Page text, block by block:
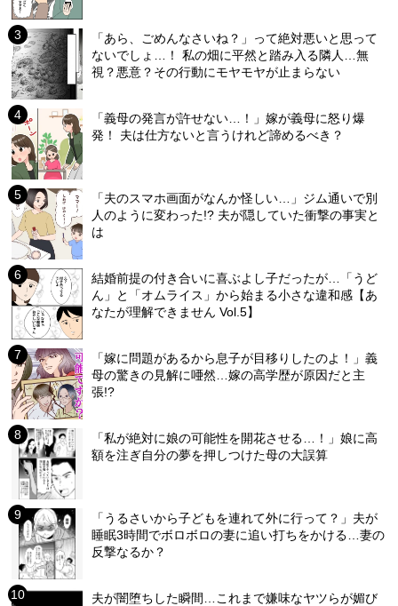
「あら、ごめんなさいね？」って絶対悪いと思って
ないでしょ…！ 私の畑に平然と踏み入る隣人…無
視？悪意？その行動にモヤモヤが止まらない
「義母の発言が許せない…！」嫁が義母に怒り爆
発！ 夫は仕方ないと言うけれど諦めるべき？
「夫のスマホ画面がなんか怪しい…」ジム通いで別
人のように変わった!? 夫が隠していた衝撃の事実と
は
結婚前提の付き合いに喜ぶよし子だったが…「うど
ん」と「オムライス」から始まる小さな違和感【あ
なたが理解できません Vol.5】
「嫁に問題があるから息子が目移りしたのよ！」義
母の驚きの見解に唖然…嫁の高学歴が原因だと主
張!?
「私が絶対に娘の可能性を開花させる…！」娘に高
額を注ぎ自分の夢を押しつけた母の大誤算
「うるさいから子どもを連れて外に行って？」夫が
睡眠3時間でボロボロの妻に追い打ちをかける…妻の
反撃なるか？
夫が闇堕ちした瞬間…これまで嫌味なヤツらが媚び